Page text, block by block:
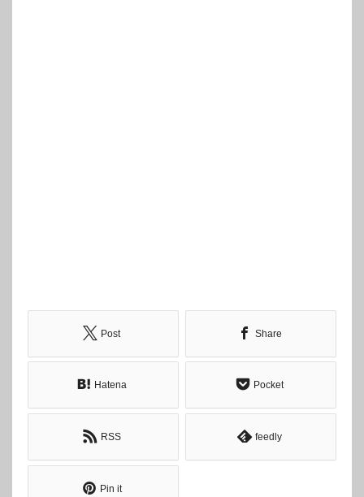
Post Share
Hatena Pocket
RSS feedly
Pin it